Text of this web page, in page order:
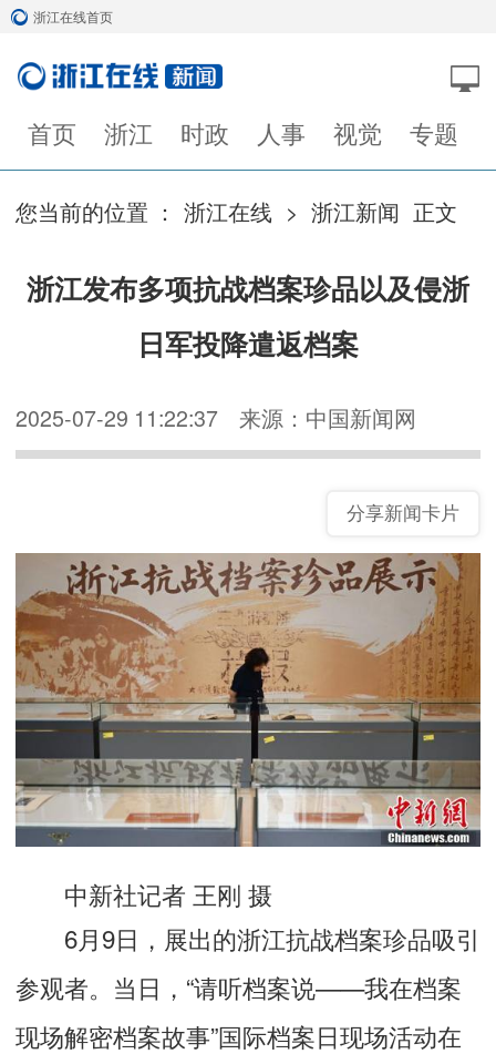
浙江在线首页
首页 浙江 时政 人事 视觉 专题
您当前的位置 ： 浙江在线 > 浙江新闻 正文
浙江发布多项抗战档案珍品以及侵浙
日军投降遣返档案
2025-07-29 11:22:37 来源：中国新闻网
分享新闻卡片
中新社记者 王刚 摄
6月9日，展出的浙江抗战档案珍品吸引
参观者。当日，“请听档案说——我在档案
现场解密档案故事”国际档案日现场活动在